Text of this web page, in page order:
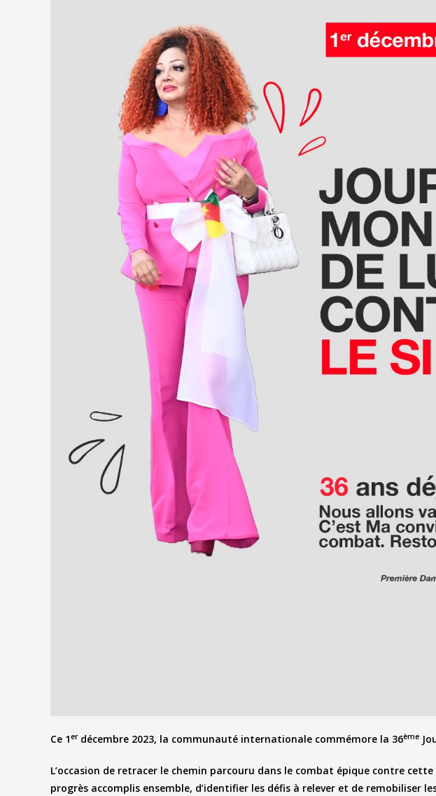
Ce 1erdécembre 2023, la communauté internationale commémore la 36ème
L’occasion de retracer le chemin parcouru dans le combat épique contre
progrès accomplis ensemble, d’identifier les défis à relever et de remobiliser